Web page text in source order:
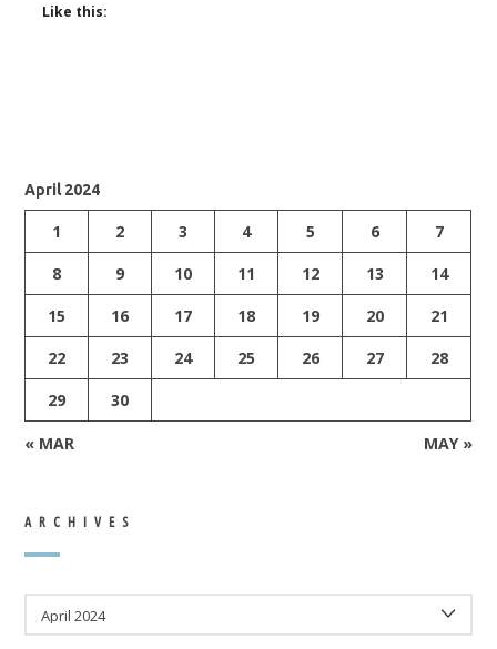
Like this:
April 2024
1 2 3 4 5 6
7
8
9 10 11 12 13
14
15
16 17 18 19 20
21
22
23 24 25 26 27
28
29
30
« MAR MAY »
ARCHIVES